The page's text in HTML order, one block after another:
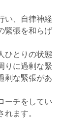
い、自律神経
緊張を和らげ
ひとりの状態
りに過剰な緊
剰な緊張があ
ーチをしてい
ます。